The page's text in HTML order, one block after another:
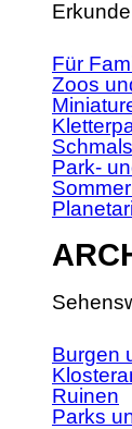
Für
Zoos
Park-
Burgen
Ruinen
Parks